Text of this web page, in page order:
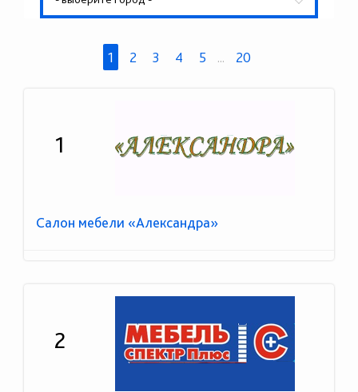
1 2 3 4 5 ... 20
1
Салон мебели «Александра»
2